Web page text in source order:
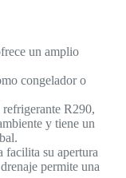
un amplio
congelador o
R290,
y tiene un
facilita su apertura
permite una